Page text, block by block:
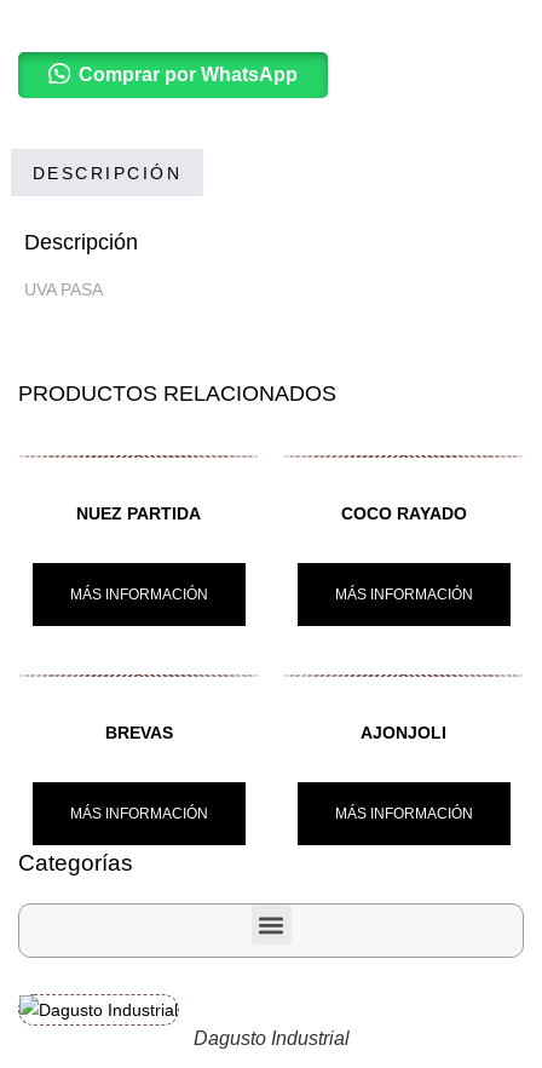
Comprar por WhatsApp
DESCRIPCIÓN
Descripción
UVA PASA
PRODUCTOS RELACIONADOS
NUEZ PARTIDA
MÁS INFORMACIÓN
COCO RAYADO
MÁS INFORMACIÓN
BREVAS
MÁS INFORMACIÓN
AJONJOLI
MÁS INFORMACIÓN
Categorías
Dagusto Industrial